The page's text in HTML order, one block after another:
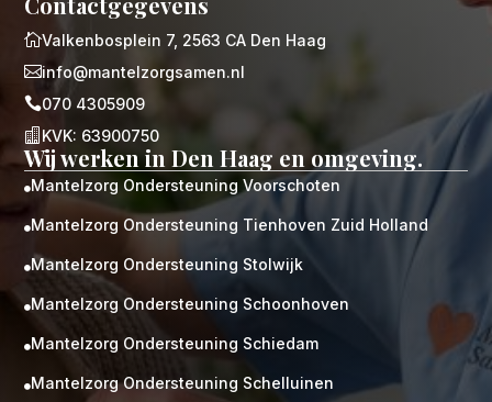
Valkenbosplein 7, 2563 CA Den Haag
info@mantelzorgsamen.nl
070 4305909
 KVK: 63900750
Wij werken in Den Haag en omgeving.
Mantelzorg Ondersteuning Voorschoten
Mantelzorg Ondersteuning Tienhoven Zuid Holland
Mantelzorg Ondersteuning Stolwijk
Mantelzorg Ondersteuning Schoonhoven
Mantelzorg Ondersteuning Schiedam
Mantelzorg Ondersteuning Schelluinen